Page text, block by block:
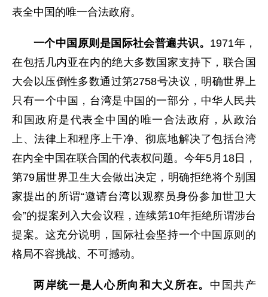
表全中国的唯一合法政府。
一个中国原则是国际社会普遍共识。 1971年，
在包括几内亚在内的绝大多数国家支持下，联合国
大会以压倒性多数通过第2758号决议，明确世界上
只有一个中国，台湾是中国的一部分，中华人民共
和国政府是代表全中国的唯一合法政府，从政治
上、法律上和程序上干净、彻底地解决了包括台湾
在内全中国在联合国的代表权问题。今年5月18日，
第79届世界卫生大会做出决定，明确拒绝将个别国
家提出的所谓“邀请台湾以观察员身份参加世卫大
会”的提案列入大会议程，连续第10年拒绝所谓涉台
提案。这充分说明，国际社会坚持一个中国原则的
格局不容挑战、不可撼动。
两岸统一是人心所向和大义所在。 中国共产